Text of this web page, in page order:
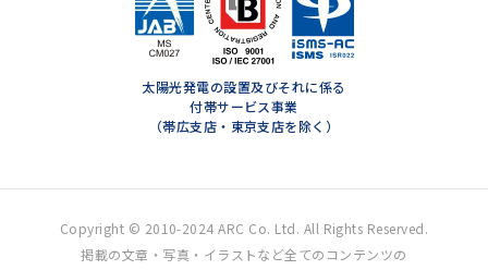
太陽光発電の設置及びそれに係る
付帯サービス事業
（帯広支店・東京支店を除く）
Copyright © 2010-2024 ARC Co. Ltd. All Rights Reserved.
掲載の文章・写真・イラストなど全てのコンテンツの